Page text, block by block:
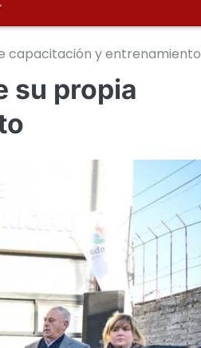
capacitación y entrenamiento
su propia